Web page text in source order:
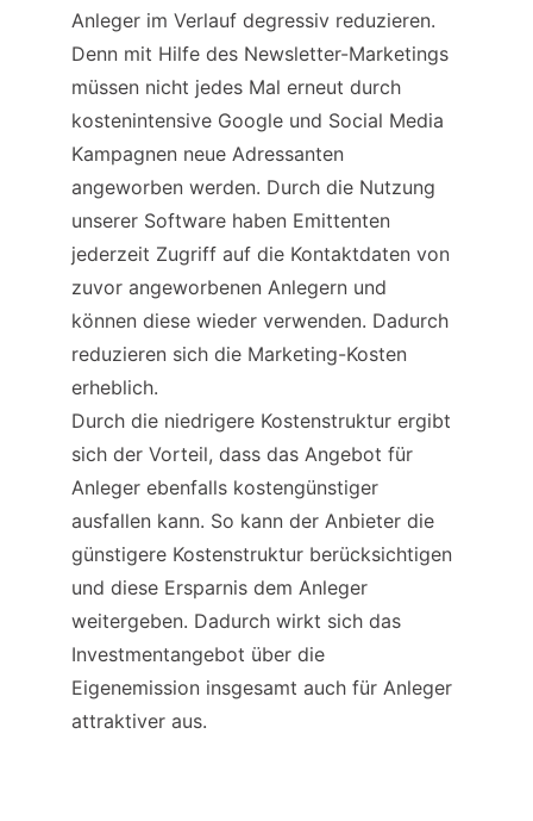
Anleger im Verlauf degressiv reduzieren.
Denn mit Hilfe des Newsletter-Marketings
müssen nicht jedes Mal erneut durch
kostenintensive Google und Social Media
Kampagnen neue Adressanten
angeworben werden. Durch die Nutzung
unserer Software haben Emittenten
jederzeit Zugriff auf die Kontaktdaten von
zuvor angeworbenen Anlegern und
können diese wieder verwenden. Dadurch
reduzieren sich die Marketing-Kosten
erheblich.
Durch die niedrigere Kostenstruktur ergibt
sich der Vorteil, dass das Angebot für
Anleger ebenfalls kostengünstiger
ausfallen kann. So kann der Anbieter die
günstigere Kostenstruktur berücksichtigen
und diese Ersparnis dem Anleger
weitergeben. Dadurch wirkt sich das
Investmentangebot über die
Eigenemission insgesamt auch für Anleger
attraktiver aus.